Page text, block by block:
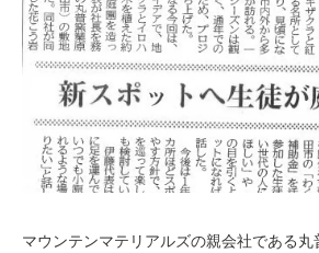
マウンテンマテリアルズの親会社である